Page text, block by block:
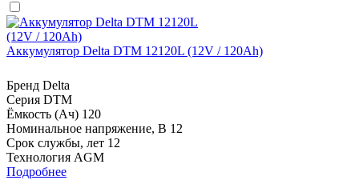
Аккумулятор Delta DTM 12120L (12V / 120Ah)
Бренд Delta
Серия DTM
Ёмкость (Ач) 120
Номинальное напряжение, В 12
Срок службы, лет 12
Технология AGM
Подробнее